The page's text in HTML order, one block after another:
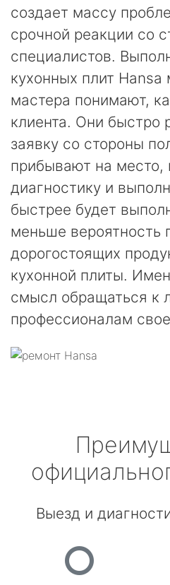
создает массу
срочной реакции со
специалистов.
кухонных плит
мастера понимают,
клиента. Они быстро
заявку со стороны
прибывают на место,
диагностику и
быстрее будет
меньше вероятность
дорогостоящих
кухонной плиты.
смысл обращаться к
профессионалам
Выезд и